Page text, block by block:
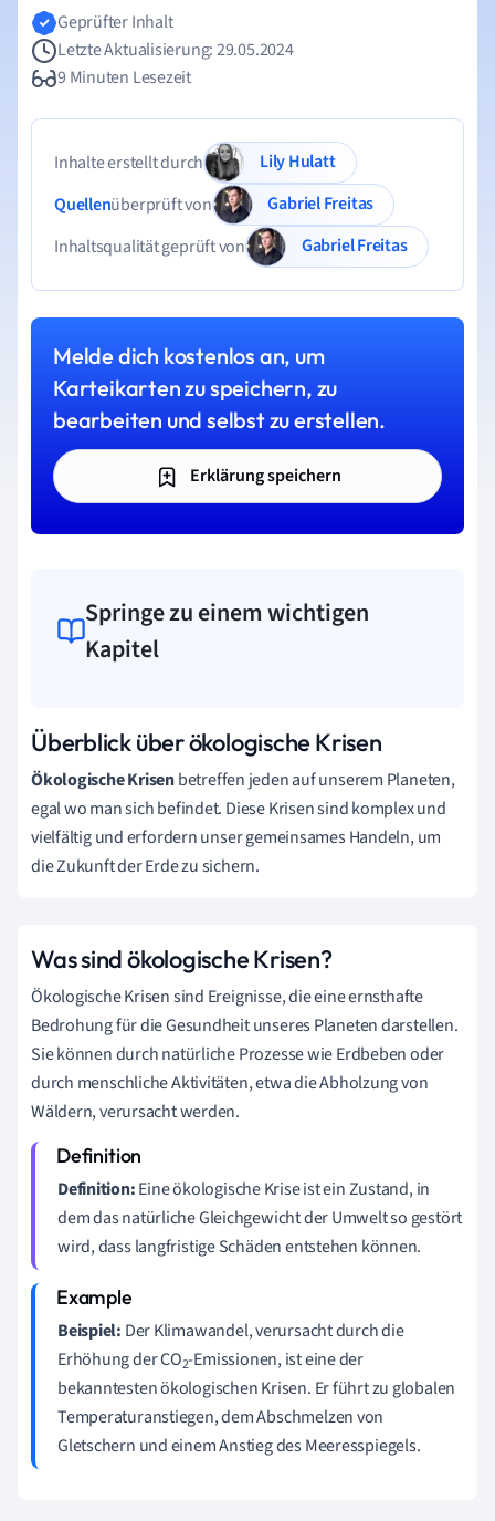
Geprüfter Inhalt
Letzte Aktualisierung: 29.05.2024
9 Minuten Lesezeit
Inhalte erstellt durch
Lily Hulatt
Quellenüberprüft von
Gabriel Freitas
Inhaltsqualität geprüft von
Gabriel Freitas
Melde dich kostenlos an, um
Karteikarten zu speichern, zu
bearbeiten und selbst zu erstellen.
Erklärung speichern
Springe zu einem wichtigen
Kapitel
Überblick über ökologische Krisen
Ökologische Krisenbetreffen jeden auf unserem Planeten,
egal wo man sich befindet. Diese Krisen sind komplex und
vielfältig und erfordern unser gemeinsames Handeln, um
die Zukunft der Erde zu sichern.
Was sind ökologische Krisen?
Ökologische Krisen sind Ereignisse, die eine ernsthafte
Bedrohung für die Gesundheit unseres Planeten darstellen.
Sie können durch natürliche Prozesse wie Erdbeben oder
durch menschliche Aktivitäten, etwa die Abholzung von
Wäldern, verursacht werden.
Definition:Eine ökologische Krise ist ein Zustand, in
dem das natürliche Gleichgewicht der Umwelt so gestört
wird, dass langfristige Schäden entstehen können.
Beispiel: Der Klimawandel, verursacht durch die
Erhöhung der CO2-Emissionen, ist eine der
bekanntesten ökologischen Krisen. Er führt zu globalen
Temperaturanstiegen, dem Abschmelzen von
Gletschern und einem Anstieg des Meeresspiegels.